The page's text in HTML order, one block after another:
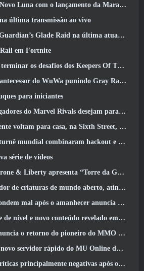
da Maravilha de Inverno de Palia: Atualização de Ano Novo de Riffrocin
última transmissão ao vivo
Raid na última atualização de Guild Wars 2 começando hoje
em Fortnite
dos Keepers Of The Flame no Path Of Exile durante o Legacy Of Phrecia
do WuWa punindo Gray Raven para o Steam
para iniciantes
do Marvel Rivals desejam para o jogo 2026
casa, na Sixth Street, na versão Zenless Zone Zero 2.6 Atualizar
mundial combinaram hackout e lasers orbitais
série de vídeos
apresenta “Torre da Ganância” gerada aleatoriamente
criaturas de mundo aberto, atinge as notas certas
amanhecer anuncia planos para pular roteiros para EverQuest e EQ2
revelado em Phantasy Star Online 2: Fluxo de onda de título NGS
do pioneiro do MMO Jack Emmert como CEO
rápido do MU Online durante o pré-evento
principalmente negativas após o lançamento